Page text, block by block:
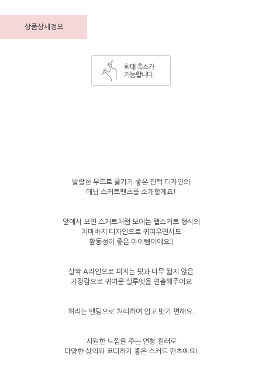
상품상세정보
발랄한 무드로 즐기기 좋은 핀턱 디자인의
데님 스커트팬츠를 소개할게요!
앞에서 보면 스커트처럼 보이는 랩스커트 형식의
치마바지 디자인으로 귀여우면서도
활동성이 좋은 아이템이에요:)
살짝 A라인으로 퍼지는 핏과 너무 짧지 않은
기장감으로 귀여운 실루엣을 연출해주어요
허리는 밴딩으로 처리하여 입고 벗기 편해요.
시원한 느낌을 주는 연청 컬러로
다양한 상의와 코디하기 좋은 스커트 팬츠예요!